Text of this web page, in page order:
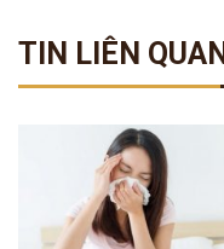
TIN LIÊN QUAN